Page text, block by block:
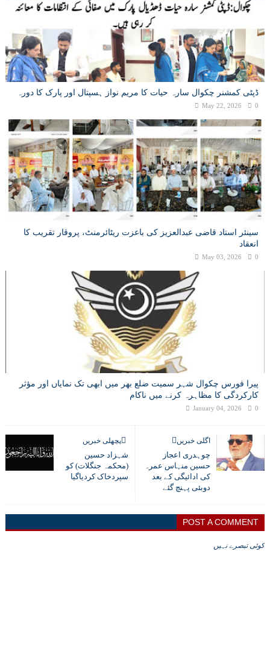
ڈپٹی کمشنر چکوال سارہ حیات کا مریم نواز ہسپتال اور پارک کا دورہ
May 22, 2026 0
سینئر استاد قاضی عبدالعزیز کی باعزت ریٹائرمنٹ، پروقار تقریب کا
انعقاد
May 03, 2026 0
پیرا فورس چکوال شہر سمیت ضلع بھر میں ابھی تک نمایاں اور مؤثر
کارکردگی کا مظاہرہ کرنے میں ناکام
January 04, 2026 0
اگلی خبریں
چوہدری اعجاز
حسین منہاس عمرہ
کی ادائیگی کے بعد
دوبئی پہنچ گئے
پچھلی خبریں
شہزاد حسین
(محکمہ جنگلات) کو
سپردخاک کردیاگیا
POST A COMMENT
کوئی تبصرے نہیں